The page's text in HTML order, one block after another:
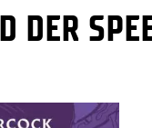
DER